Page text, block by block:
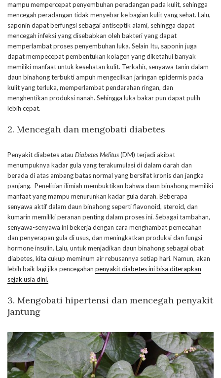
mampu mempercepat penyembuhan peradangan pada kulit, sehingga
mencegah peradangan tidak menyebar ke bagian kulit yang sehat. Lalu,
saponin dapat berfungsi sebagai antiseptik alami, sehingga dapat
mencegah infeksi yang disebabkan oleh bakteri yang dapat
memperlambat proses penyembuhan luka. Selain Itu, saponin juga
dapat mempecepat pembentukan kolagen yang diketahui banyak
memiliki manfaat untuk kesehatan kulit. Terkahir, senyawa tanin dalam
daun binahong terbukti ampuh mengecilkan jaringan epidermis pada
kulit yang terluka, memperlambat pendarahan ringan, dan
menghentikan produksi nanah. Sehingga luka bakar pun dapat pulih
lebih cepat.
2. Mencegah dan mengobati diabetes
Penyakit diabetes atau Diabetes Melitus(DM) terjadi akibat
menumpuknya kadar gula yang terakumulasi di dalam darah dan
berada di atas ambang batas normal yang bersifat kronis dan jangka
panjang. Penelitian ilimiah membuktikan bahwa daun binahong memiliki
manfaat yang mampu menurunkan kadar gula darah. Beberapa
senyawa aktif dalam daun binahong seperti flavonoid, steroid, dan
kumarin memiliki peranan penting dalam proses ini. Sebagai tambahan,
senyawa-senyawa ini bekerja dengan cara menghambat pemecahan
dan penyerapan gula di usus, dan meningkatkan produksi dan fungsi
hormone insulin. Lalu, untuk menjadikan daun binahong sebagai obat
diabetes, kita cukup meminum air rebusannya setiap hari. Namun, akan
lebih baik lagi jika pencegahan penyakit diabetes ini bisa diterapkan
sejak usia dini.
3. Mengobati hipertensi dan mencegah penyakit
jantung